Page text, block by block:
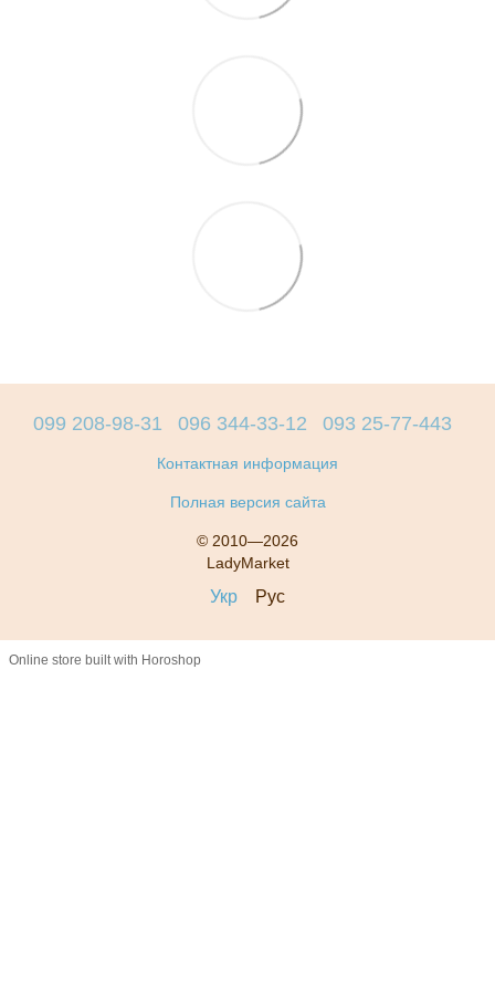
099 208-98-31 096 344-33-12 093 25-77-443
Контактная информация
Полная версия сайта
© 2010—2026
LadyMarket
Укр Рус
Online store built with Horoshop